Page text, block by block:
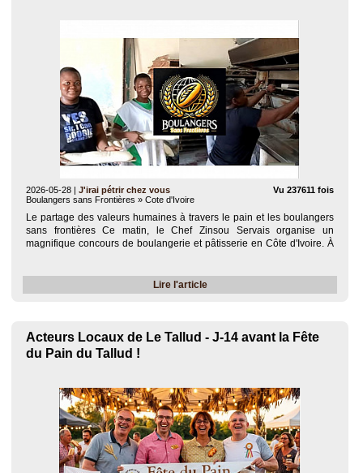
2026-05-28 J'irai pétrir chez vous
Vu 237611 fois
Boulangers sans Frontières » Cote d'Ivoire
Le partage des valeurs humaines à travers le pain et les boulangers
sans frontières Ce matin, le Chef Zinsou Servais organise un
magnifique concours de boulangerie et pâtisserie en Côte d'Ivoire. À
Lire l'article
Acteurs Locaux de Le Tallud - J-14 avant la Fête
du Pain du Tallud !